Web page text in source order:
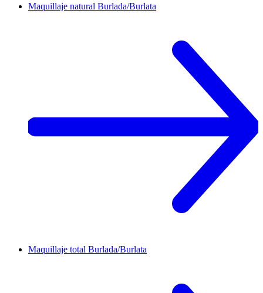
Maquillaje natural Burlada/Burlata
Maquillaje total Burlada/Burlata